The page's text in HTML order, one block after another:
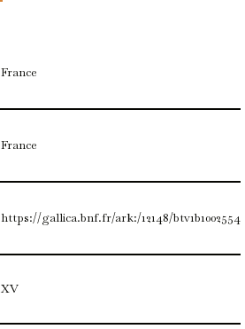
France
France
https://gallica.bnf.fr/ark:/12148/
XV